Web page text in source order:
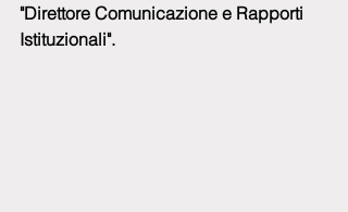
"Direttore Comunicazione e Rapporti
Istituzionali".